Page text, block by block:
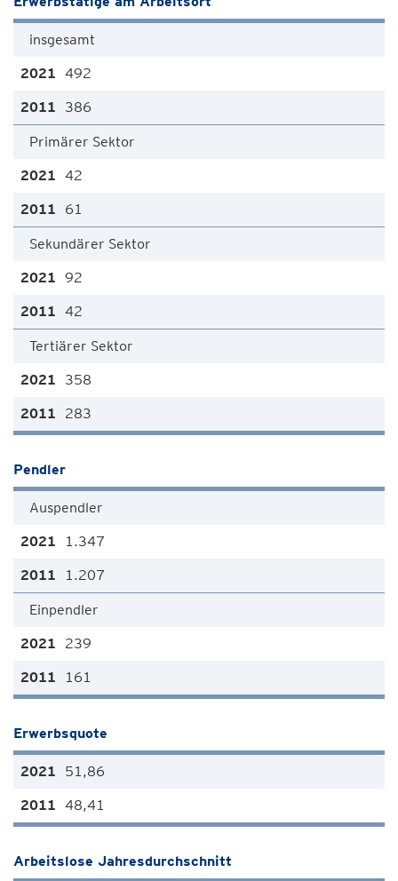
insgesamt
492
386
Primärer Sektor
42
61
Sekundärer Sektor
92
42
Tertiärer Sektor
358
283
Pendler
Auspendler
1.347
1.207
Einpendler
239
161
Erwerbsquote
51,86
48,41
Arbeitslose Jahresdurchschnitt